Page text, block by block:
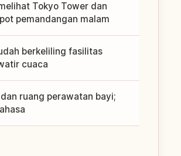
Tokyo Tower dan
pemandangan malam
berkeliling fasilitas
cuaca
ruang perawatan bayi;